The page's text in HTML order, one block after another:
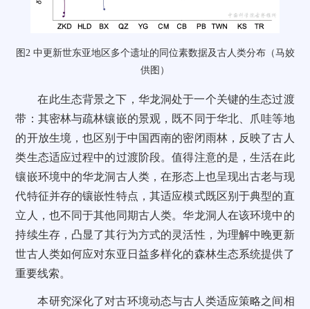
图2 中更新世东亚地区多个遗址的同位素数据及古人类分布（马姣
供图）
在此生态背景之下，华龙洞处于一个关键的生态过渡
带：其密林与疏林镶嵌的景观，既不同于华北、爪哇等地
的开放生境，也区别于中国西南的密闭雨林，反映了古人
类生态适应过程中的过渡阶段。值得注意的是，生活在此
镶嵌环境中的华龙洞古人类，在形态上也呈现出古老与现
代特征并存的镶嵌性特点，其适应模式既区别于典型的直
立人，也不同于其他同期古人类。华龙洞人在该环境中的
持续生存，凸显了其行为方式的灵活性，为理解中晚更新
世古人类如何应对东亚日益多样化的森林生态系统提供了
重要线索。
本研究深化了对古环境动态与古人类适应策略之间相